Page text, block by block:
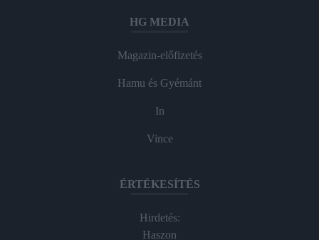
HG MEDIA
Magazin-előfizetés
Hamu és Gyémánt
In
Vince
ÉRTÉKESÍTÉS
Hirdetés:
Haszon